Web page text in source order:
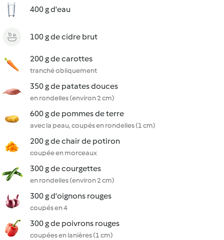
400 g d'eau
100 g de cidre brut
200 g de carottes
tranché obliquement
350 g de patates douces
en rondelles (environ 2 cm)
600 g de pommes de terre
avec la peau, coupés en rondelles (1 cm)
200 g de chair de potiron
coupée en morceaux
300 g de courgettes
en rondelles (environ 2 cm)
300 g d'oignons rouges
coupés en 4
300 g de poivrons rouges
coupées en lanières (1 cm)